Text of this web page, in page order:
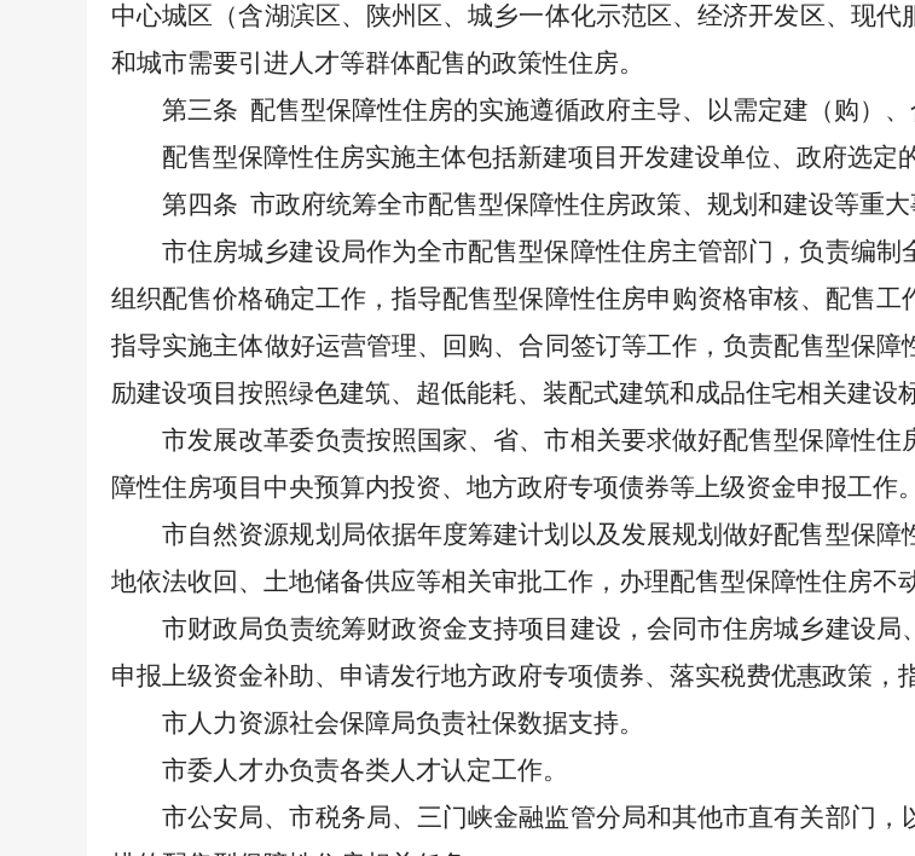
中心城区（含湖滨区、陕州区、城乡一体化示范区、经济开发区、现
和城市需要引进人才等群体配售的政策性住房。
第三条 配售型保障性住房的实施遵循政府主导、以需定建（购）、
配售型保障性住房实施主体包括新建项目开发建设单位、政府选定
第四条 市政府统筹全市配售型保障性住房政策、规划和建设等重大
市住房城乡建设局作为全市配售型保障性住房主管部门，负责编
组织配售价格确定工作，指导配售型保障性住房申购资格审核、配售
指导实施主体做好运营管理、回购、合同签订等工作，负责配售型保
励建设项目按照绿色建筑、超低能耗、装配式建筑和成品住宅相关建设
市发展改革委负责按照国家、省、市相关要求做好配售型保障性
障性住房项目中央预算内投资、地方政府专项债券等上级资金申报工作。
市自然资源规划 局依据年度筹建计划以及发展规划做好配售型保
地依法收回、土地储备供应等相关审批工作，办理配售型保障性住房不
市财政局负责统筹财政资金支持项目建设，会同市住房城乡建设局
申报上级资金补助、申请发行地方政府专项债券、落实税费优惠政策，
市人力资源社会保障局负责社保数据支持。
市委人才办负责各类人才认定工作。
市公安局、市税务局、三门峡金融监管分局和其他市直有关部门